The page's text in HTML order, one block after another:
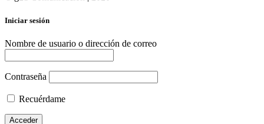
Iniciar sesión
Nombre de usuario o dirección de correo
Contraseña
Recuérdame